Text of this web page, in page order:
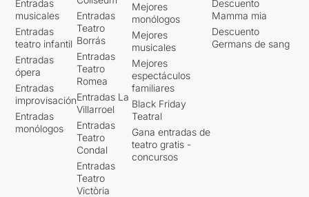
Entradas
musicales
Entradas
teatro infantil
Entradas
ópera
Entradas
improvisación
Entradas
monólogos
Entradas
Teatro
Borrás
Entradas
Teatro
Romea
Entradas La
Villarroel
Entradas
Teatro
Condal
Entradas
Teatro
Victòria
Mejores
monólogos
Mejores
musicales
Mejores
espectáculos
familiares
Black Friday
Teatral
Gana entradas de
teatro gratis -
concursos
Descuento
Mamma mia
Descuento
Germans de sang